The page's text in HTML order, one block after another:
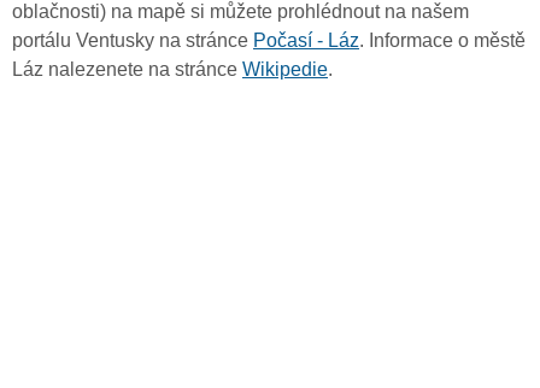
oblačnosti) na mapě si můžete prohlédnout na našem
portálu Ventusky na stránce Počasí - Láz. Informace o městě
Láz nalezenete na stránce Wikipedie.